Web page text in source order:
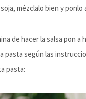
mézclalo bien y
de hacer la salsa pon a
pasta según las
pasta: